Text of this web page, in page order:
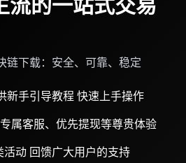
链下载：安全、可靠、稳定
新手引导教程 快速上手操作
属客服、优先提现等尊贵体验
动 回馈广大用户的支持